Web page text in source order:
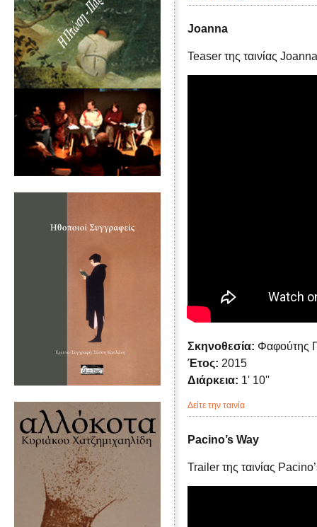
Joanna
Teaser της ταινίας Joanna
Σκηνοθεσία: Φαφούτης
Έτος: 2015
Διάρκεια: 1' 10''
Δείτε την ταινία
Pacino’s Way
Trailer της ταινίας